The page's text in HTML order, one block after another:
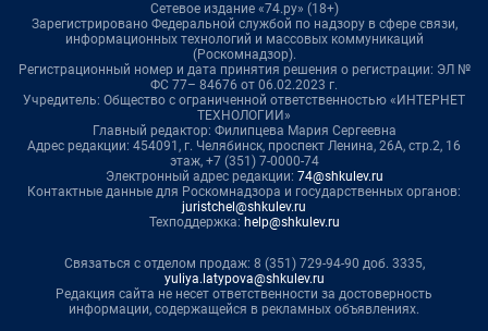
Сетевое издание «74.ру» (18+)
Зарегистрировано Федеральной службой по надзору в сфере связи,
информационных технологий и массовых коммуникаций
(Роскомнадзор).
Регистрационный номер и дата принятия решения о регистрации: ЭЛ №
ФС 77– 84676 от 06.02.2023 г.
Учредитель: Общество с ограниченной ответственностью «ИНТЕРНЕТ
ТЕХНОЛОГИИ»
Главный редактор: Филипцева Мария Сергеевна
Адрес редакции: 454091, г. Челябинск, проспект Ленина, 26А, стр.2, 16
этаж, +7 (351) 7-0000-74
Электронный адрес редакции: 74@shkulev.ru
Контактные данные для Роскомнадзора и государственных органов:
juristchel@shkulev.ru
Техподдержка: help@shkulev.ru
Связаться с отделом продаж: 8 (351) 729-94-90 доб. 3335,
yuliya.latypova@shkulev.ru
Редакция сайта не несет ответственности за достоверность
информации, содержащейся в рекламных объявлениях.